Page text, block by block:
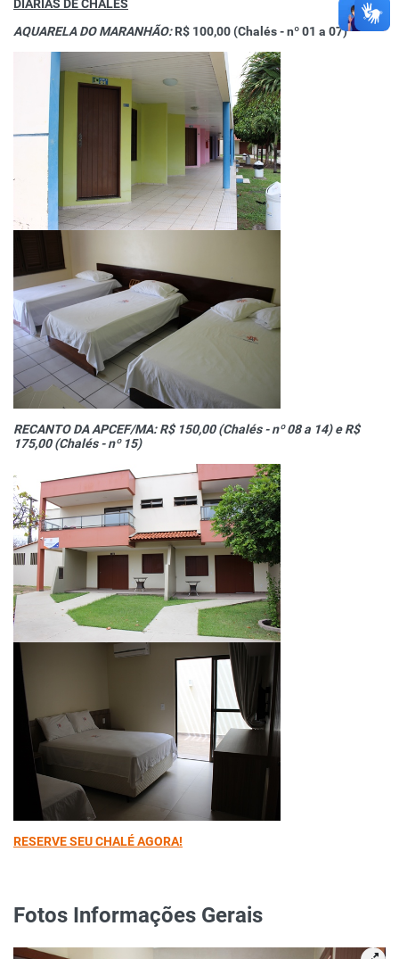
DIÁRIAS DE CHALÉS
AQUARELA DO MARANHÃO:R$ 100,00 (Chalés - nº 01 a 07)
RECANTO DA APCEF/MA: R$ 150,00 (Chalés - nº 08 a 14) eR$
175,00 (Chalés - nº 15)
RESERVE SEU CHALÉ AGORA!
Fotos Informações Gerais